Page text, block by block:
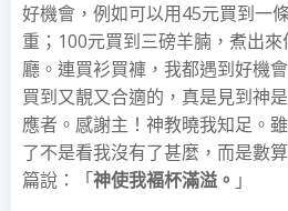
好機會，例如可以用45元買到一
重；100元買到三磅羊腩，煮出
廳。連買衫買褲，我都遇到好機
買到又靚又合適的，真是見到神
應者。感謝主！神教曉我知足。
了不是看我沒有了甚麼，而是數
篇說：「神使我褔杯滿溢。 」